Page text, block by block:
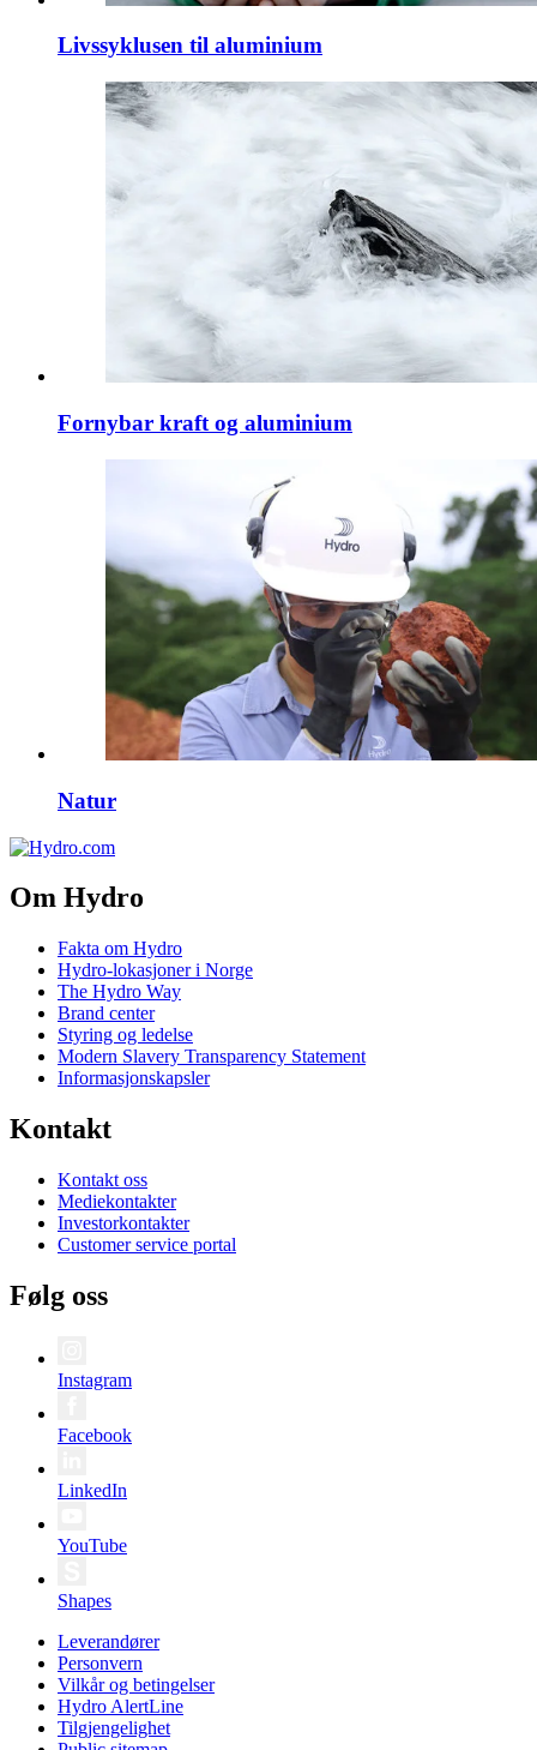
Livssyklusen til aluminium
Fornybar kraft og aluminium
Natur
Om Hydro
Fakta om Hydro
Hydro-lokasjoner i Norge
The Hydro Way
Brand center
Styring og ledelse
Modern Slavery Transparency Statement
Informasjonskapsler
Kontakt
Kontakt oss
Mediekontakter
Investorkontakter
Customer service portal
Følg oss
Instagram
Facebook
LinkedIn
YouTube
Shapes
Leverandører
Personvern
Vilkår og betingelser
Hydro AlertLine
Tilgjengelighet